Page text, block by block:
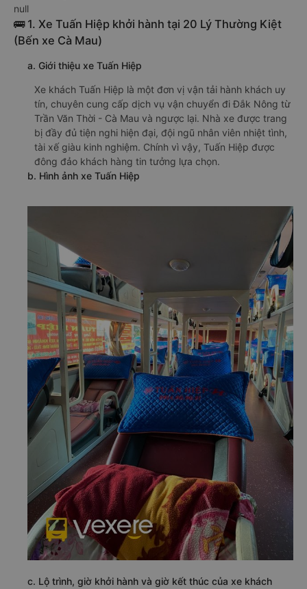
null
🚌 1. Xe Tuấn Hiệp khởi hành tại 20 Lý Thường Kiệt
(Bến xe Cà Mau)
a. Giới thiệu xe Tuấn Hiệp
Xe khách Tuấn Hiệp là một đơn vị vận tải hành khách uy
tín, chuyên cung cấp dịch vụ vận chuyển đi Đắk Nông từ
Trần Văn Thời - Cà Mau và ngược lại. Nhà xe được trang
bị đầy đủ tiện nghi hiện đại, đội ngũ nhân viên nhiệt tình,
tài xế giàu kinh nghiệm. Chính vì vậy, Tuấn Hiệp được
đông đảo khách hàng tin tưởng lựa chọn.
b. Hình ảnh xe Tuấn Hiệp
c. Lộ trình, giờ khởi hành và giờ kết thúc của xe khách